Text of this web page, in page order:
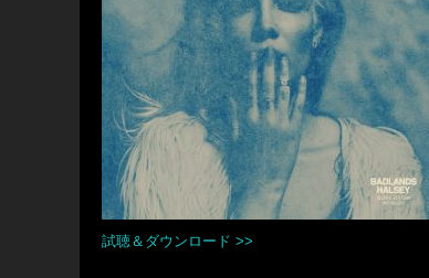
試聴＆ダウンロード >>